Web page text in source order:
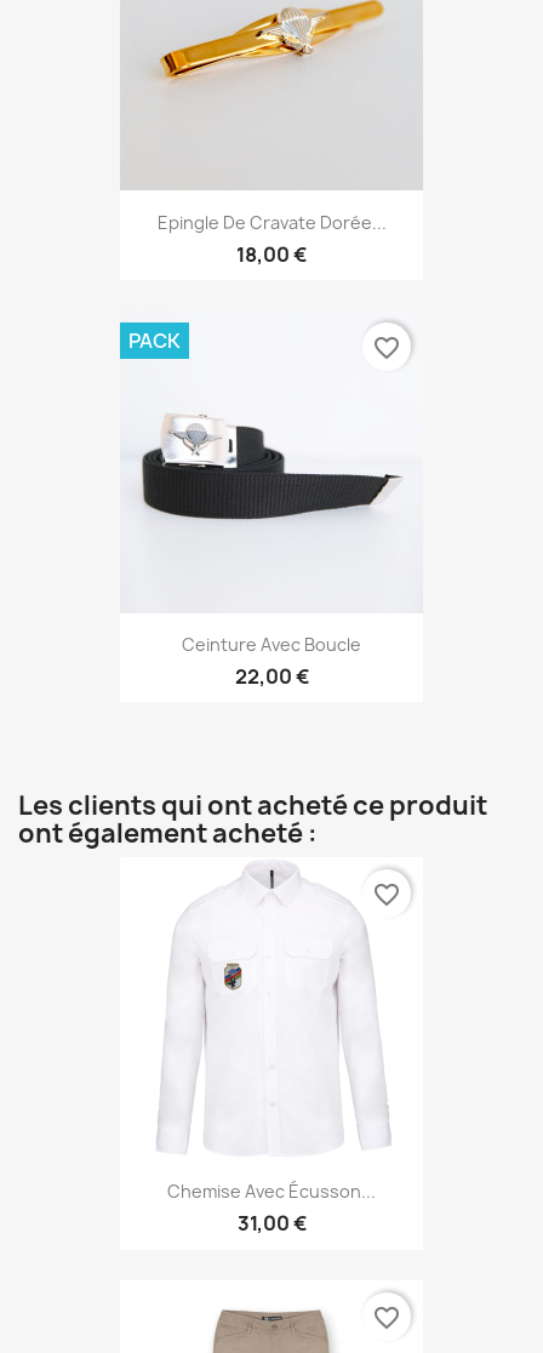
Epingle De Cravate Dorée...
18,00 €
Ceinture Avec Boucle
22,00 €
PACK favorite_border
Les clients qui ont acheté ce produit
ont également acheté :
Chemise Avec Écusson...
31,00 €
favorite_border
favorite_border